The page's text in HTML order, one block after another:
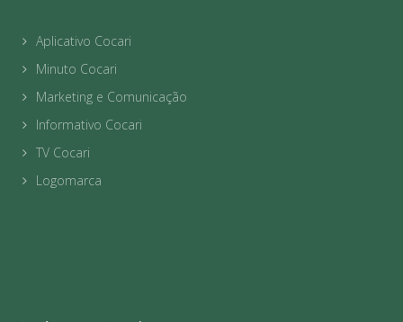
Aplicativo Cocari
Minuto Cocari
Marketing e Comunicação
Informativo Cocari
TV Cocari
Logomarca